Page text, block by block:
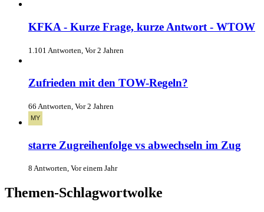
KFKA - Kurze Frage, kurze Antwort - WTOW
1.101 Antworten, Vor 2 Jahren
Zufrieden mit den TOW-Regeln?
66 Antworten, Vor 2 Jahren
starre Zugreihenfolge vs abwechseln im Zug
8 Antworten, Vor einem Jahr
Themen-Schlagwortwolke